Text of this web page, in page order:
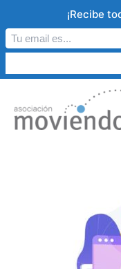
contenido
¡Recibe